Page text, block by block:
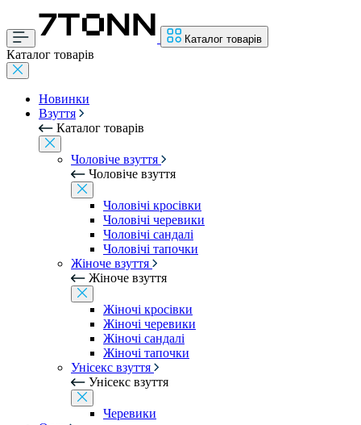
Каталог товарів
Каталог товарів
Новинки
Взуття
Каталог товарів
Чоловіче взуття
Чоловіче взуття
Чоловічі кросівки
Чоловічі черевики
Чоловічі сандалі
Чоловічі тапочки
Жіноче взуття
Жіноче взуття
Жіночі кросівки
Жіночі черевики
Жіночі сандалі
Жіночі тапочки
Унісекс взуття
Унісекс взуття
Черевики